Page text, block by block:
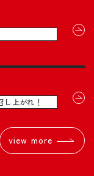
上がれ！
view more